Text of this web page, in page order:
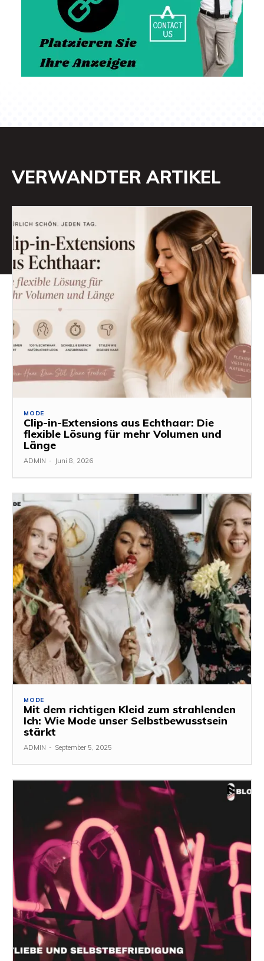
VERWANDTER ARTIKEL
MODE
Clip-in-Extensions aus Echthaar: Die
flexible Lösung für mehr Volumen und
Länge
ADMIN - Juni 8, 2026
MODE
Mit dem richtigen Kleid zum strahlenden
Ich: Wie Mode unser Selbstbewusstsein
stärkt
ADMIN - September 5, 2025